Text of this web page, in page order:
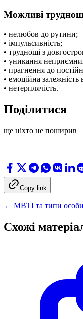
Можливі
• нелюбов до рутини;
• імпульсивність;
• труднощі з
• уникання
• прагнення до
• емоційна залежність
• нетерплячість.
Поділитися
ще ніхто не поширив
Copy link
← MBTI та типи
Схожі